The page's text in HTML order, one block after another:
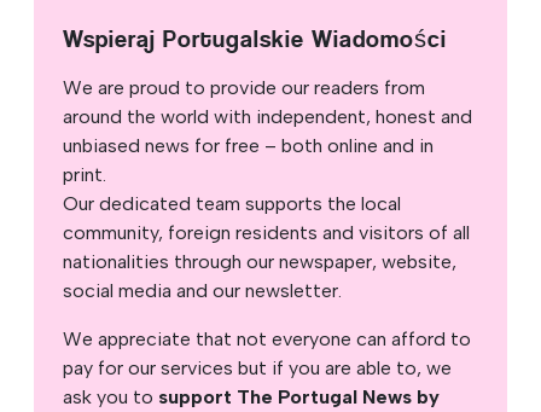
Wspieraj Portugalskie Wiadomości
We are proud to provide our readers from
around the world with independent, honest and
unbiased news for free – both online and in
print.
Our dedicated team supports the local
community, foreign residents and visitors of all
nationalities through our newspaper, website,
social media and our newsletter.
We appreciate that not everyone can afford to
pay for our services but if you are able to, we
ask you to support The Portugal News by